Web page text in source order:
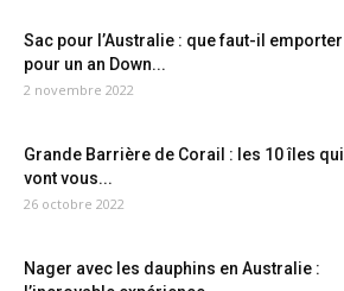
Sac pour l’Australie : que faut-il emporter
pour un an Down...
2 novembre 2022
Grande Barrière de Corail : les 10 îles qui
vont vous...
26 octobre 2022
Nager avec les dauphins en Australie :